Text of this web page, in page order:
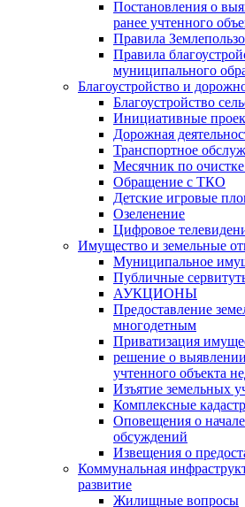
Постановления о
ранее учтенного
Правила
Правила
муниципального
Благоустройство и
Благоустройство
Инициативные
Дорожная
Транспортное
Месячник по
Обращение с ТКО
Детские игровые
Озеленение
Цифровое
Имущество и земельные
Муниципальное
Публичные
АУКЦИОНЫ
Предоставление
многодетным
Приватизация
решение о
учтенного объекта
Изъятие земельных
Комплексные
Оповещения о
обсуждений
Извещения о
Коммунальная
развитие
Жилищные вопросы